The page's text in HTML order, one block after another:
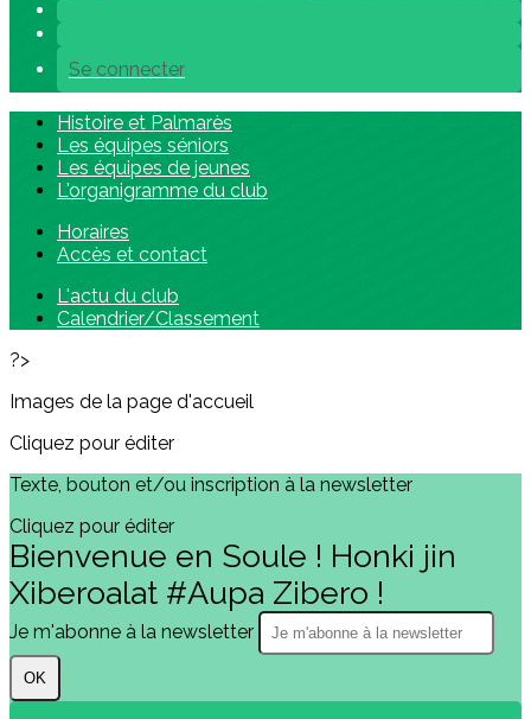
Se connecter
Histoire et Palmarès
Les équipes séniors
Les équipes de jeunes
L'organigramme du club
Horaires
Accès et contact
L'actu du club
Calendrier/Classement
?>
Images de la page d'accueil
Cliquez pour éditer
Texte, bouton et/ou inscription à la newsletter
Cliquez pour éditer
Bienvenue en Soule ! Honki jin
Xiberoalat #Aupa Zibero !
Je m'abonne à la newsletter
OK